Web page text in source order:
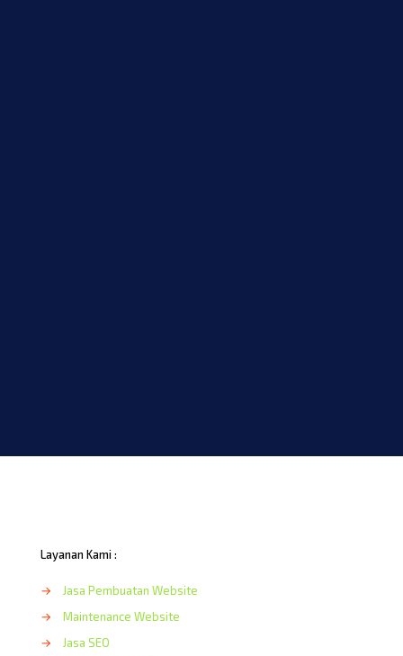
Layanan Kami :
→
Jasa Pembuatan Website
→
Maintenance Website
→
Jasa SEO